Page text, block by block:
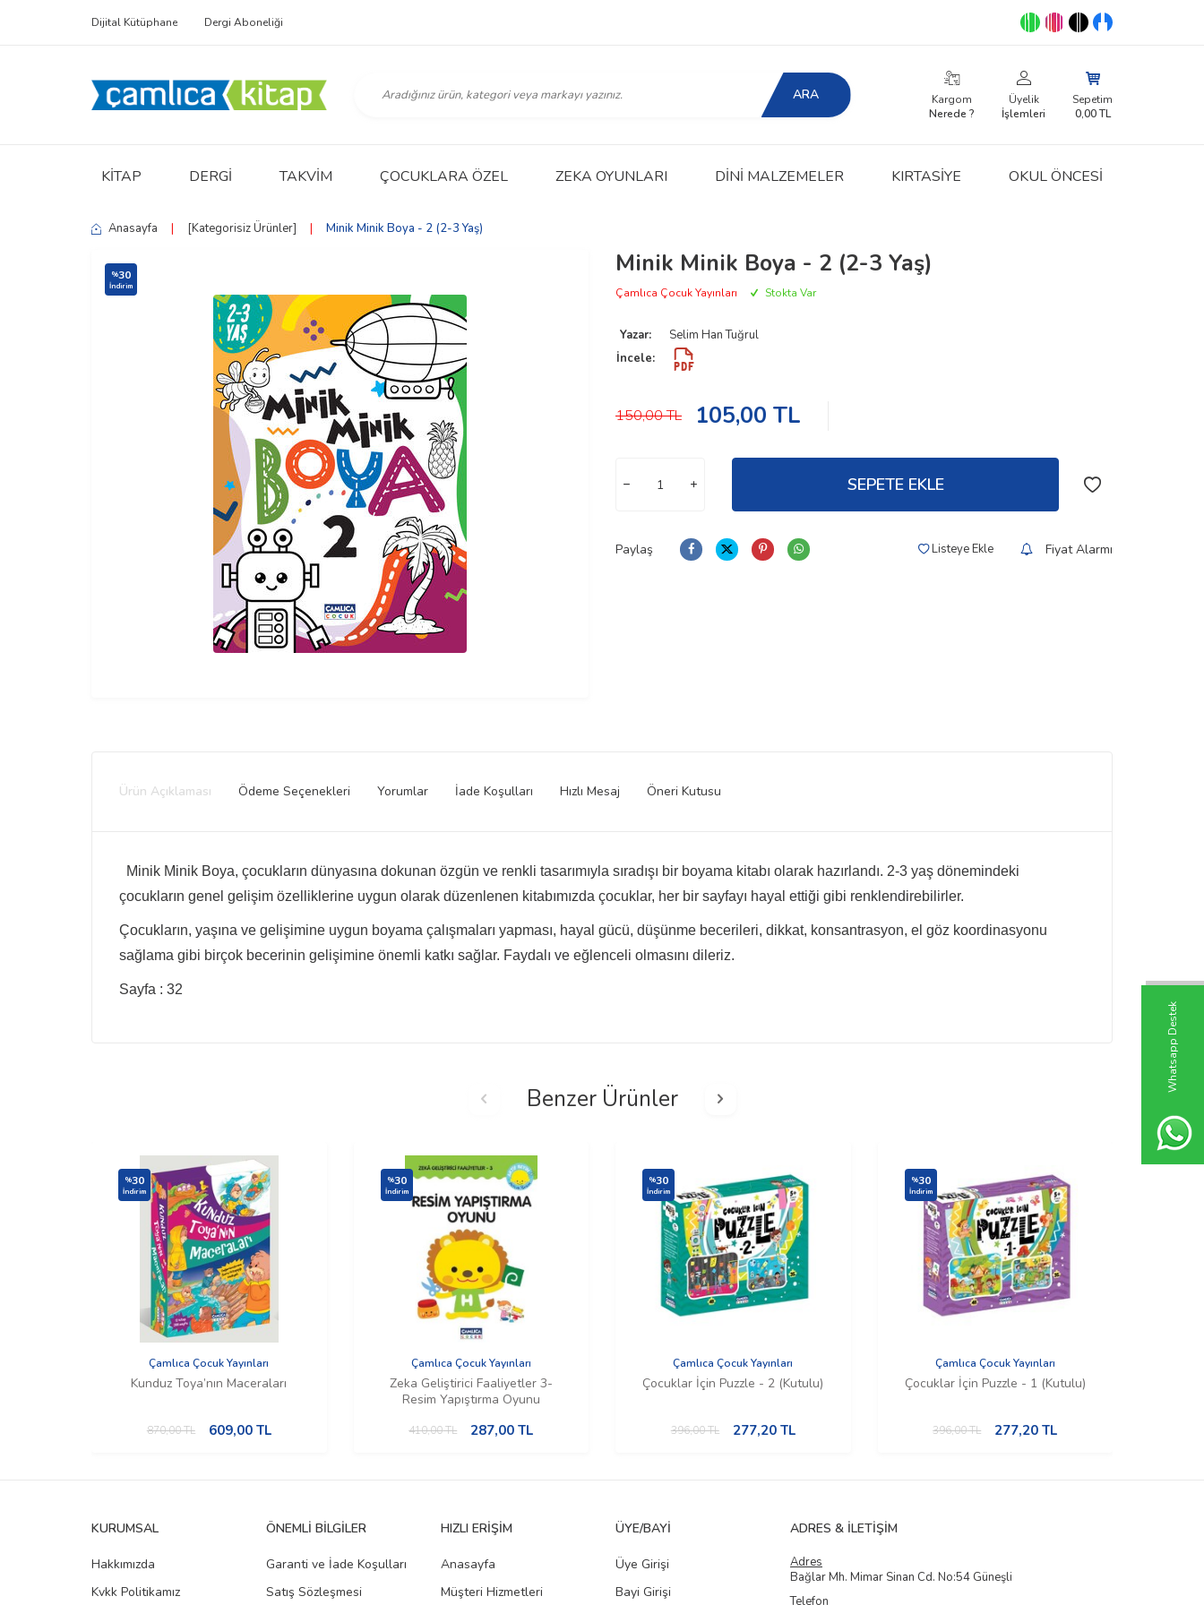
W
h
t
s
a
p
p
D
e
s
t
e
k
H
a
t
t
Dijital Kütüphane Dergi Aboneliği
ARA
Kargom
Nerede ?
Üyelik
İşlemleri
Sepetim
0,00TL
KITAP DERGI TAKVIM ÇOCUKLARA ÖZEL ZEKA OYUNLARI DINI MALZEMELER KIRTASIYE OKUL ÖNCESİ
Anasayfa | [Kategorisiz Ürünler] | Minik Minik Boya - 2 (2-3 Yaş)
%30
İndirim
Minik Minik Boya - 2 (2-3 Yaş)
Çamlıca Çocuk Yayınları Stokta Var
Yazar:
Selim Han Tuğrul
İncele:
150,00TL 105,00 TL
SEPETE EKLE
Paylaş Listeye Ekle Fiyat Alarmı
Ürün Açıklaması Ödeme Seçenekleri Yorumlar İade Koşulları Hızlı Mesaj Öneri Kutusu
Minik Minik Boya, çocukların dünyasına dokunan özgün ve renkli tasarımıyla sıradışı bir boyama kitabı olarak hazırlandı. 2-3 yaş dönemindeki
çocukların genel gelişim özelliklerine uygun olarak düzenlenen kitabımızda çocuklar, her bir sayfayı hayal ettiği gibi renklendirebilirler.
Çocukların, yaşına ve gelişimine uygun boyama çalışmaları yapması, hayal gücü, düşünme becerileri, dikkat, konsantrasyon, el göz koordinasyonu
sağlama gibi birçok becerinin gelişimine önemli katkı sağlar. Faydalı ve eğlenceli olmasını dileriz.
Sayfa : 32
Benzer Ürünler
%30
İndirim
Çamlıca Çocuk Yayınları
Kunduz Toya’nın Maceraları
870,00TL 609,00TL
%30
İndirim
Çamlıca Çocuk Yayınları
Zeka Geliştirici Faaliyetler 3-
Resim Yapıştırma Oyunu
410,00TL 287,00 TL
%30
İndirim
Çamlıca Çocuk Yayınları
Çocuklar İçin Puzzle - 2 (Kutulu)
396,00TL 277,20TL
%30
İndirim
Çamlıca Çocuk Yayınları
Çocuklar İçin Puzzle - 1 (Kutulu)
396,00TL 277,20 TL
KURUMSAL
Hakkımızda
Kvkk Politikamız
ÖNEMLI BILGILER
Garanti ve İade Koşulları
Satış Sözleşmesi
HIZLI ERIŞIM
Anasayfa
Müşteri Hizmetleri
ÜYE/BAYI
Üye Girişi
Bayi Girişi
ADRES & İLETIŞIM
Adres
Bağlar Mh. Mimar Sinan Cd. No:54 Güneşli
Telefon